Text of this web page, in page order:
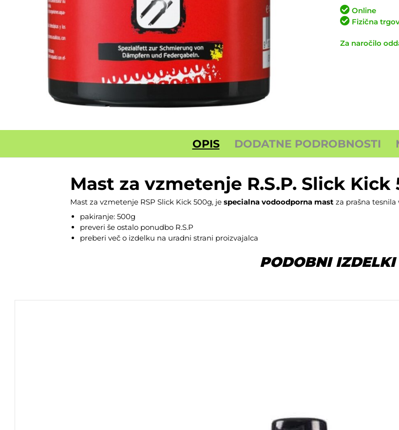
Online
Fizična
Za naročilo
OPIS DODATNE PODROBNOSTI
Mast za vzmetenje R.S.P. Slick Kick
Mast za vzmetenje RSP Slick Kick 500g, je specialna vodoodporna mast za prašna
pakiranje: 500g
preveri še ostalo ponudbo R.S.P
preberi več o izdelku na uradni strani proizvajalca
PODOBNI IZDELKI